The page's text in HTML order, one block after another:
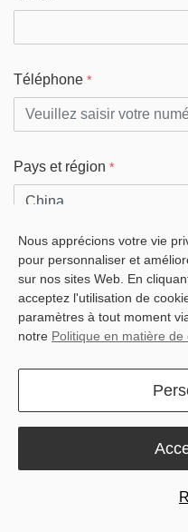
Téléphone *
Pays et région *
Ville *
Pays et région *
Nous apprécions votre vie
pour personnaliser et
sur nos sites Web. En
acceptez l'utilisation de
paramètres à tout moment
notre Politique en matière de